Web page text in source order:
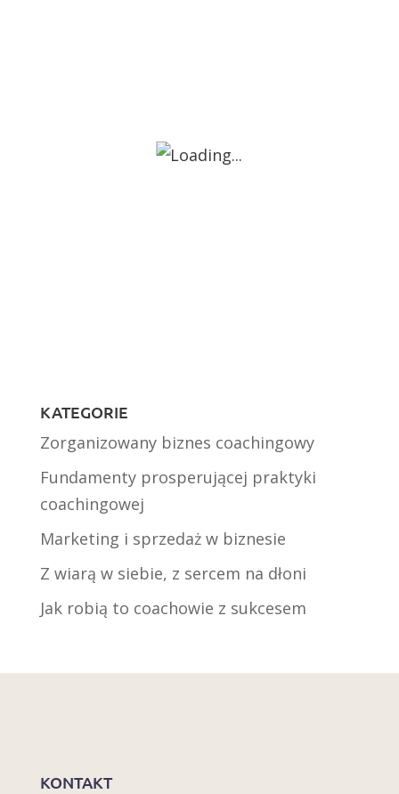
KATEGORIE
Zorganizowany biznes coachingowy
Fundamenty prosperującej praktyki
coachingowej
Marketing i sprzedaż w biznesie
Z wiarą w siebie, z sercem na dłoni
Jak robią to coachowie z sukcesem
KONTAKT